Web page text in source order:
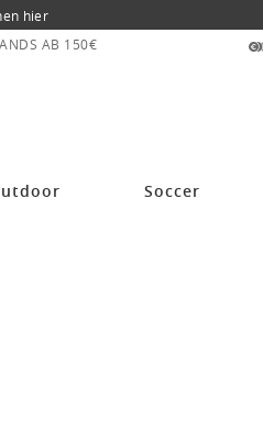
hier
AB 150€
Soccer